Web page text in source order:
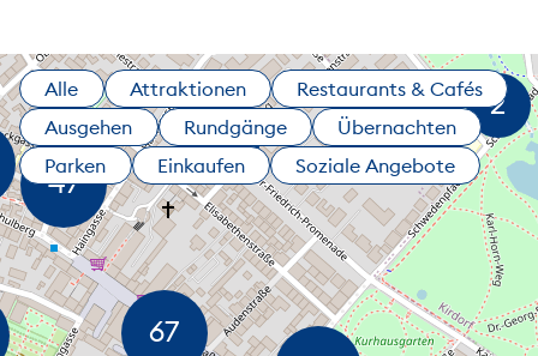
Alle Attraktionen
Restaurants & Cafés
Ausgehen
Rundgänge
Übernachten
Parken
Einkaufen Soziale Angebote